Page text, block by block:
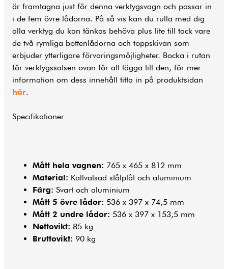
är framtagna just för denna verktygsvagn och passar in
i de fem övre lådorna. På så vis kan du rulla med dig
alla verktyg du kan tänkas behöva plus lite till tack vare
de två rymliga bottenlådorna och toppskivan som
erbjuder ytterligare förvaringsmöjligheter. Bocka i rutan
för verktygssatsen ovan för att lägga till den, för mer
information om dess innehåll titta in på produktsidan
här.
Specifikationer
Mått hela vagnen: 765 x 465 x 812 mm
Material: Kallvalsad stålplåt och aluminium
Färg: Svart och aluminium
Mått 5 övre lådor: 536 x 397 x 74,5 mm
Mått 2 undre lådor: 536 x 397 x 153,5 mm
Nettovikt: 85 kg
Bruttovikt: 90 kg